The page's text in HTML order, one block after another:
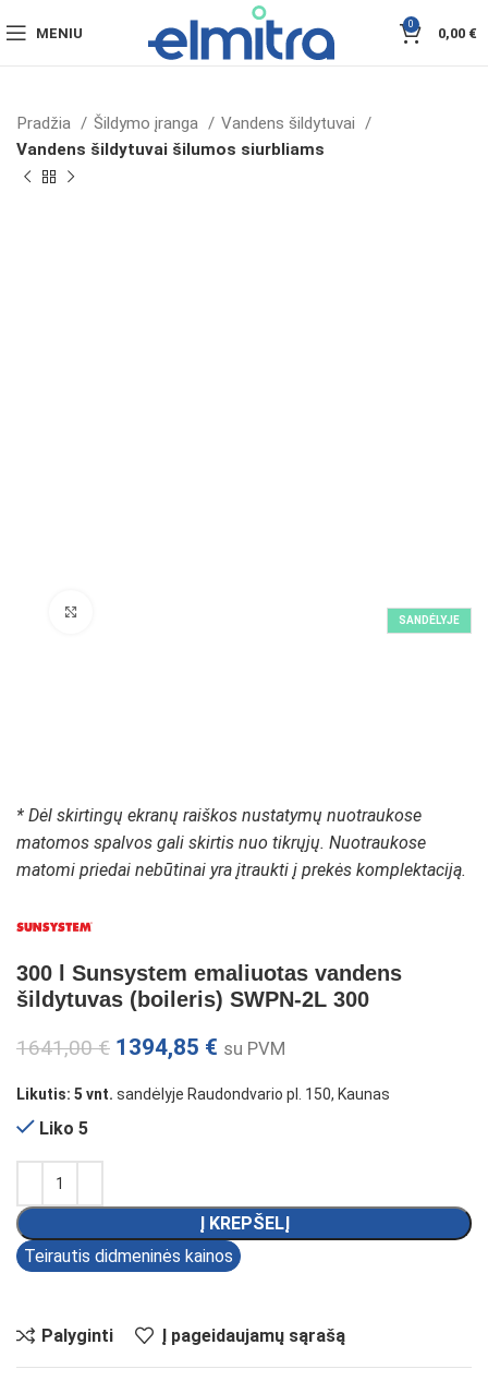
MENIU
0
0,00 €
Pradžia Šildymo įranga
Vandens šildytuvai
Vandens šildytuvai šilumos siurbliams
SANDĖLYJE
* Dėl skirtingų ekranų raiškos nustatymų nuotraukose
matomos spalvos gali skirtis nuo tikrųjų. Nuotraukose
matomi priedai nebūtinai yra įtraukti į prekės komplektaciją.
300 l Sunsystem emaliuotas vandens
šildytuvas (boileris) SWPN-2L 300
1641,00€ 1394,85 € su PVM
Likutis: 5 vnt. sandėlyje Raudondvario pl. 150, Kaunas
Liko 5
Į KREPŠELĮ
Teirautis didmeninės kainos
Palyginti Į pageidaujamų sąrašą